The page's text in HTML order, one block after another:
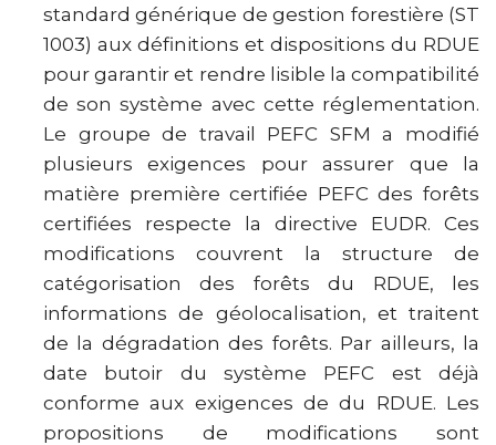
standard générique de gestion forestière (ST
1003) aux définitions et dispositions du RDUE
pour garantir et rendre lisible la compatibilité
de son système avec cette réglementation.
Le groupe de travail PEFC SFM a modifié
plusieurs exigences pour assurer que la
matière première certifiée PEFC des forêts
certifiées respecte la directive EUDR. Ces
modifications couvrent la structure de
catégorisation des forêts du RDUE, les
informations de géolocalisation, et traitent
de la dégradation des forêts. Par ailleurs, la
date butoir du système PEFC est déjà
conforme aux exigences de du RDUE. Les
propositions de modifications sont